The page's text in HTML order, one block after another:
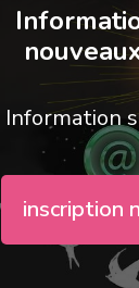
Information
inscription